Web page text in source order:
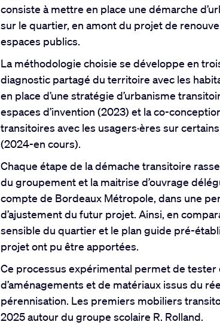
consiste à mettre en place une démarche
sur le quartier, en amont du projet de
espaces publics.
La méthodologie choisie se développe en
diagnostic partagé du territoire avec les
en place d’une stratégie d’urbanisme
espaces d’invention (2023) et la co-
transitoires avec les usagers·ères sur
(2024-en cours).
Chaque étape de la démache transitoire
du groupement et la maitrise d’ouvrage
compte de Bordeaux Métropole, dans une
d’ajustement du futur projet. Ainsi, en
sensible du quartier et le plan guide pré-
projet ont pu être apportées.
Ce processus expérimental permet de tester
d’aménagements et de matériaux issus du
pérennisation. Les premiers mobiliers
2025 autour du groupe scolaire R. Rolland.